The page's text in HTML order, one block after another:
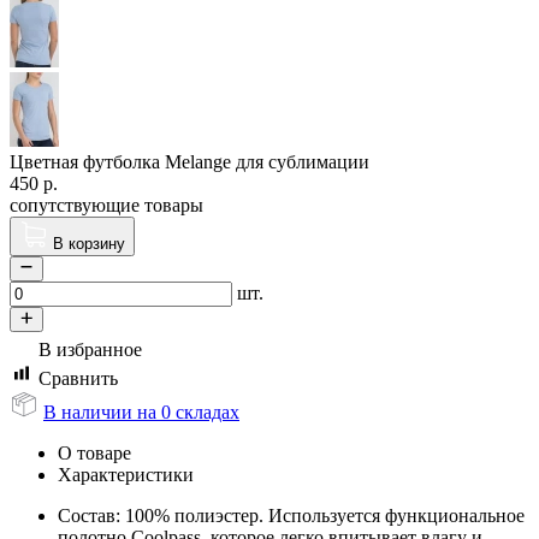
Цветная футболка Melange для сублимации
450 р.
сопутствующие товары
В корзину
шт.
В избранное
Сравнить
В наличии на 0 складах
О товаре
Характеристики
Состав: 100% полиэстер. Используется функциональное